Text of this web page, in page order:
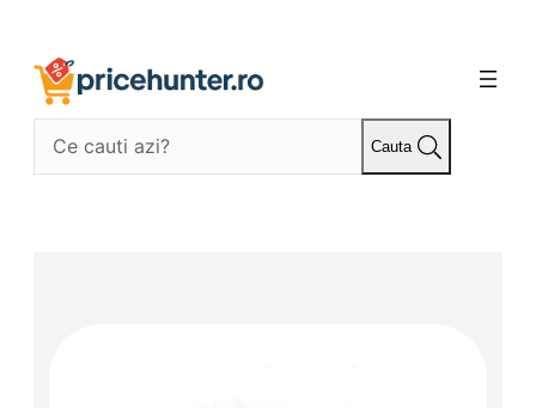
conținut
Cauta